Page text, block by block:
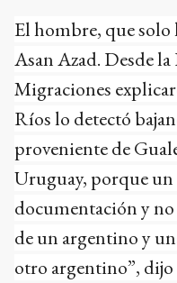
El hombre, que
Asan Azad. Desde
Migraciones
Ríos lo detectó
proveniente de
Uruguay, porque
documentación y
de un argentino y
otro argentino”,